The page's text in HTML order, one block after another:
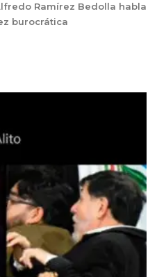
Ramírez Bedolla habla
burocrática